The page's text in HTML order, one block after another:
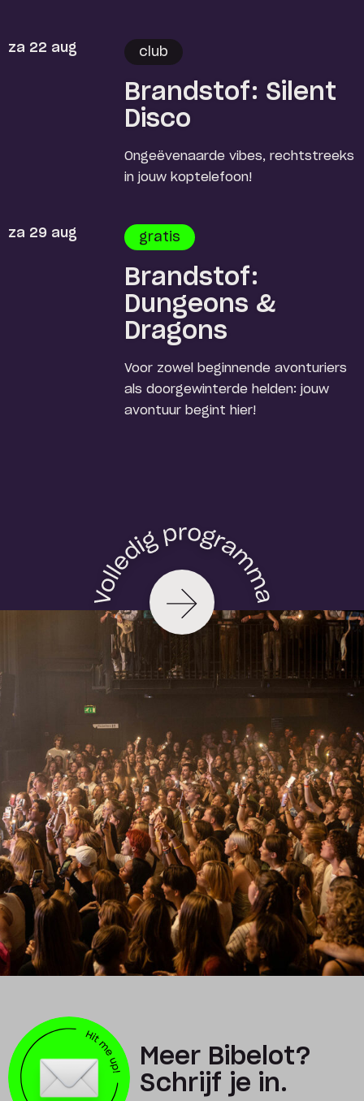
za 22 aug club
Brandstof: Silent
Disco
Ongeëvenaarde vibes, rechtstreeks
in jouw koptelefoon!
za 29 aug gratis
Brandstof:
Dungeons &
Dragons
Voor zowel beginnende avonturiers
als doorgewinterde helden: jouw
avontuur begint hier!
Meer Bibelot?
Schrijf je in.